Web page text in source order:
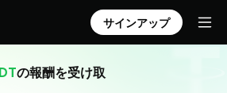
サインアップ
の報酬を受け取